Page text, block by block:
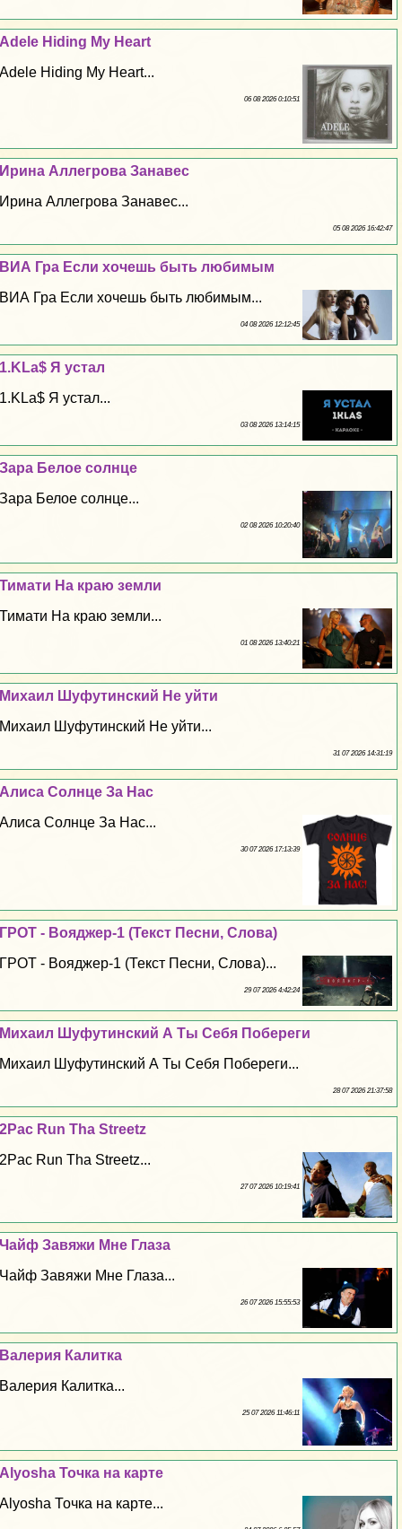
Adele Hiding My Heart
Adele Hiding My Heart...
06 08 2026 0:10:51
Ирина Аллегрова Занавес
Ирина Аллегрова Занавес...
05 08 2026 16:42:47
ВИА Гра Если хочешь быть любимым
ВИА Гра Если хочешь быть любимым...
04 08 2026 12:12:45
1.KLa$ Я устал
1.KLa$ Я устал...
03 08 2026 13:14:15
Зара Белое солнце
Зара Белое солнце...
02 08 2026 10:20:40
Тимати На краю земли
Тимати На краю земли...
01 08 2026 13:40:21
Михаил Шуфутинский Не уйти
Михаил Шуфутинский Не уйти...
31 07 2026 14:31:19
Алиса Солнце За Нас
Алиса Солнце За Нас...
30 07 2026 17:13:39
ГРОТ - Вояджер-1 (Текст Песни, Слова)
ГРОТ - Вояджер-1 (Текст Песни, Слова)...
29 07 2026 4:42:24
Михаил Шуфутинский А Ты Себя Побереги
Михаил Шуфутинский А Ты Себя Побереги...
28 07 2026 21:37:58
2Pac Run Tha Streetz
2Pac Run Tha Streetz...
27 07 2026 10:19:41
Чайф Завяжи Мне Глаза
Чайф Завяжи Мне Глаза...
26 07 2026 15:55:53
Валерия Калитка
Валерия Калитка...
25 07 2026 11:46:11
Alyosha Точка на карте
Alyosha Точка на карте...